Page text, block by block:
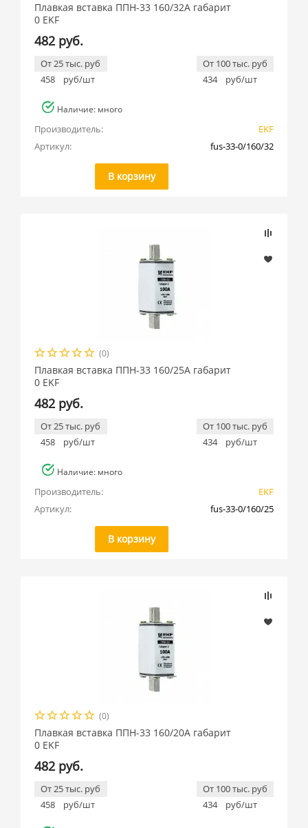
Плавкая вставка ППН-33 160/32А габарит
0 EKF
482 руб.
От 25 тыс. руб
458
руб/шт
От 100 тыс. руб
434
руб/шт
Наличие: много
Производитель:
EKF
Артикул:
fus-33-0/160/32
В корзину
(0)
Плавкая вставка ППН-33 160/25А габарит
0 EKF
482 руб.
От 25 тыс. руб
458
руб/шт
От 100 тыс. руб
434
руб/шт
Наличие: много
Производитель:
EKF
Артикул:
fus-33-0/160/25
В корзину
(0)
Плавкая вставка ППН-33 160/20А габарит
0 EKF
482 руб.
От 25 тыс. руб
458
руб/шт
От 100 тыс. руб
434
руб/шт